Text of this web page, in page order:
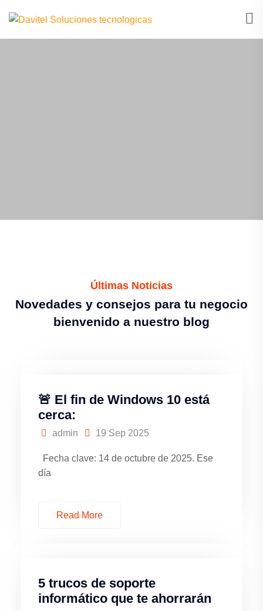
Últimas Noticias
Novedades y consejos para tu negocio
bienvenido a nuestro blog
🚨 El fin de Windows 10 está
cerca:
admin 19 Sep 2025
Fecha clave: 14 de octubre de 2025. Ese
día
Read More
5 trucos de soporte
informático que te ahorrarán